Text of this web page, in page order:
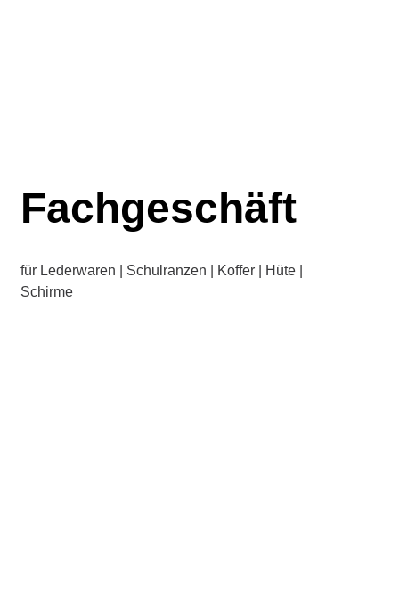
Fachgeschäft
für Lederwaren | Schulranzen | Koffer | Hüte |
Schirme